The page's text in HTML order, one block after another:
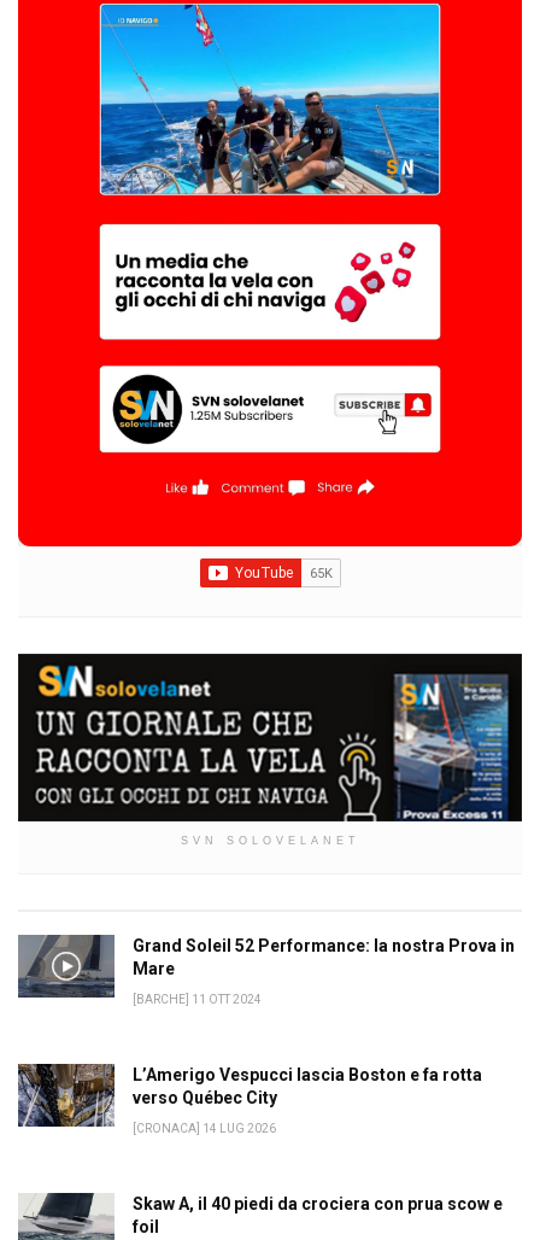
SVN SOLOVELANET
Grand Soleil 52 Performance: la nostra Prova in
Mare
[BARCHE] 11 OTT 2024
L’Amerigo Vespucci lascia Boston e fa rotta
verso Québec City
[CRONACA] 14 LUG 2026
Skaw A, il 40 piedi da crociera con prua scow e
foil